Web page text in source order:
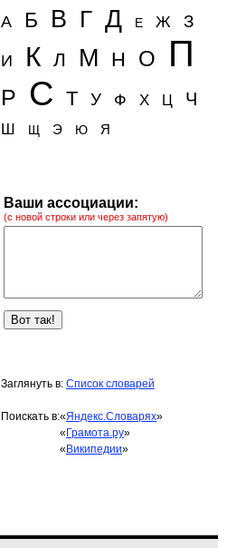
А
Б В Г Д Е Ж З
И К Л М Н О П
Р С Т У Ф Х Ц Ч
Ш Щ Э Ю Я
Ваши ассоциации:
(с новой строки или через запятую)
Заглянуть в: Список словарей
Поискать в:«Яндекс.Словарях»
« Грамота.ру»
« Википедии»